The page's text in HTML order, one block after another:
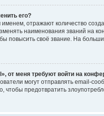
его?
отражают количество
наименования званий на
повысить своё звание. На
от меня требуют войти на
могут отправлять email-
чтобы предотвратить